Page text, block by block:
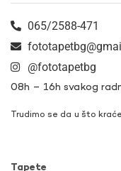
065/2588-471
@fototapetbg
08h – 16h svakog
Trudimo se da u što
Tapete